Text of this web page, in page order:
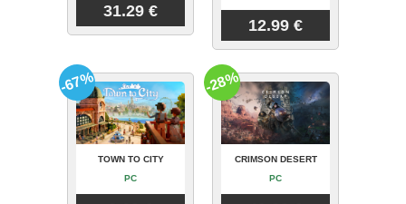
31.29 €
12.99 €
TOWN TO CITY
PC
-67%
CRIMSON DESERT
PC
-28%